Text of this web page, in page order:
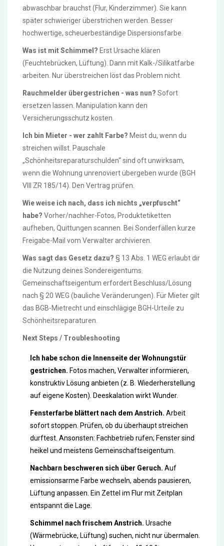
abwaschbar brauchst (Flur, Kinderzimmer). Sie kann
später schwieriger überstrichen werden. Besser
hochwertige, scheuerbeständige Dispersionsfarbe.
Was ist mit Schimmel? Erst Ursache klären
(Feuchtebrücken, Lüftung). Dann mit Kalk-/Silikatfarbe
arbeiten. Nur überstreichen löst das Problem nicht.
Rauchmelder übergestrichen - was nun? Sofort
ersetzen lassen. Manipulation kann den
Versicherungsschutz kosten.
Ich bin Mieter - wer zahlt Farbe? Meist du, wenn du
streichen willst. Pauschale
„Schönheitsreparaturschulden“ sind oft unwirksam,
wenn die Wohnung unrenoviert übergeben wurde (BGH
VIII ZR 185/14). Den Vertrag prüfen.
Wie weise ich nach, dass ich nichts „verpfuscht“
habe? Vorher/nachher-Fotos, Produktetiketten
aufheben, Quittungen scannen. Bei Sonderfällen kurze
Freigabe-Mail vom Verwalter archivieren.
Was sagt das Gesetz dazu? § 13 Abs. 1 WEG erlaubt dir
die Nutzung deines Sondereigentums.
Gemeinschaftseigentum erfordert Beschluss/Lösung
nach § 20 WEG (bauliche Veränderungen). Für Mieter gilt
das BGB-Mietrecht und einschlägige BGH-Urteile zu
Schönheitsreparaturen.
Next Steps / Troubleshooting
Ich habe schon die Innenseite der Wohnungstür
gestrichen. Fotos machen, Verwalter informieren,
konstruktiv Lösung anbieten (z. B. Wiederherstellung
auf eigene Kosten). Deeskalation wirkt Wunder.
Fensterfarbe blättert nach dem Anstrich. Arbeit
sofort stoppen. Prüfen, ob du überhaupt streichen
durftest. Ansonsten: Fachbetrieb rufen; Fenster sind
heikel und meistens Gemeinschaftseigentum.
Nachbarn beschweren sich über Geruch. Auf
emissionsarme Farbe wechseln, abends pausieren,
Lüftung anpassen. Ein Zettel im Flur mit Zeitplan
entspannt die Lage.
Schimmel nach frischem Anstrich. Ursache
(Wärmebrücke, Lüftung) suchen, nicht nur übermalen.